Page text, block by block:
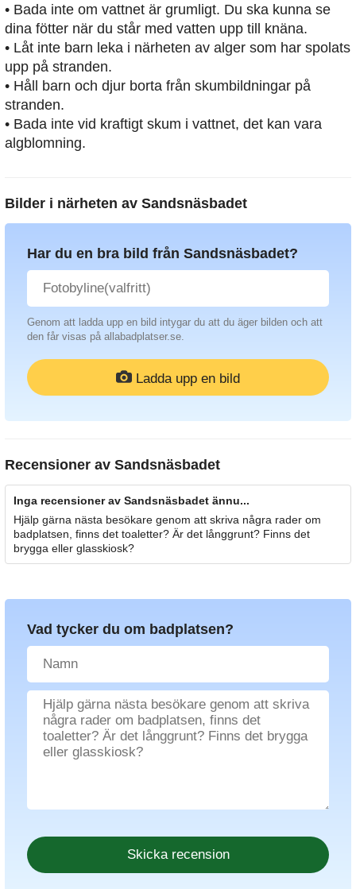
• Bada inte om vattnet är grumligt. Du ska kunna se
dina fötter när du står med vatten upp till knäna.
• Låt inte barn leka i närheten av alger som har spolats
upp på stranden.
• Håll barn och djur borta från skumbildningar på
stranden.
• Bada inte vid kraftigt skum i vattnet, det kan vara
algblomning.
Bilder i närheten av Sandsnäsbadet
Har du en bra bild från Sandsnäsbadet?
Genom att ladda upp en bild intygar du att du äger bilden och att
den får visas på allabadplatser.se.
Ladda upp en bild
Recensioner av Sandsnäsbadet
Inga recensioner av Sandsnäsbadet ännu...
Hjälp gärna nästa besökare genom att skriva några rader om
badplatsen, finns det toaletter? Är det långgrunt? Finns det
brygga eller glasskiosk?
Vad tycker du om badplatsen?